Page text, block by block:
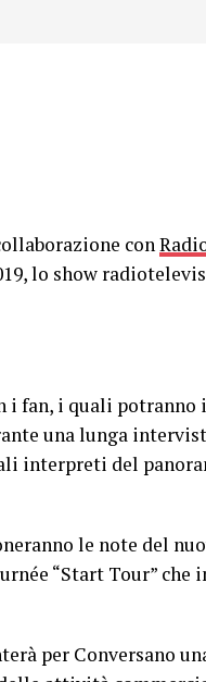
con
lo show
i fan, i quali potranno
una lunga
interpreti del
le note del
“Start Tour”
per Conversano